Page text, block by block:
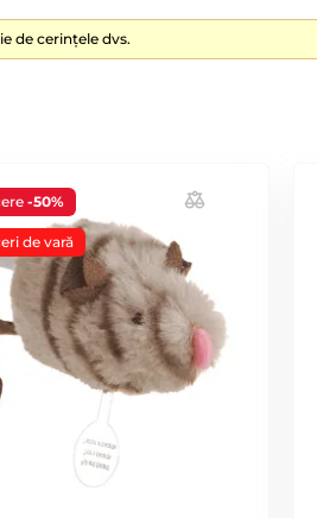
de cerințele dvs.
-50%
de vară